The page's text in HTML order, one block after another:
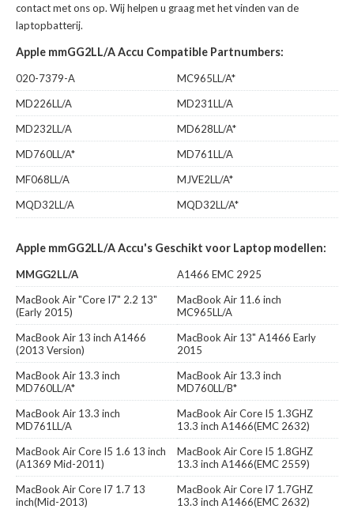
contact met ons op. Wij helpen u graag met het vinden van de
laptopbatterij.
Apple mmGG2LL/A Accu Compatible Partnumbers:
020-7379-A
MC965LL/A*
MD226LL/A
MD231LL/A
MD232LL/A
MD628LL/A*
MD760LL/A*
MD761LL/A
MF068LL/A
MJVE2LL/A*
MQD32LL/A
MQD32LL/A*
Apple mmGG2LL/A Accu's Geschikt voor Laptop modellen:
MMGG2LL/A
A1466 EMC 2925
MacBook Air "Core I7" 2.2 13"
(Early 2015)
MacBook Air 11.6 inch
MC965LL/A
MacBook Air 13 inch A1466
(2013 Version)
MacBook Air 13" A1466 Early
2015
MacBook Air 13.3 inch
MD760LL/A*
MacBook Air 13.3 inch
MD760LL/B*
MacBook Air 13.3 inch
MD761LL/A
MacBook Air Core I5 1.3GHZ
13.3 inch A1466(EMC 2632)
MacBook Air Core I5 1.6 13 inch
(A1369 Mid-2011)
MacBook Air Core I5 1.8GHZ
13.3 inch A1466(EMC 2559)
MacBook Air Core I7 1.7 13
inch(Mid-2013)
MacBook Air Core I7 1.7GHZ
13.3 inch A1466(EMC 2632)